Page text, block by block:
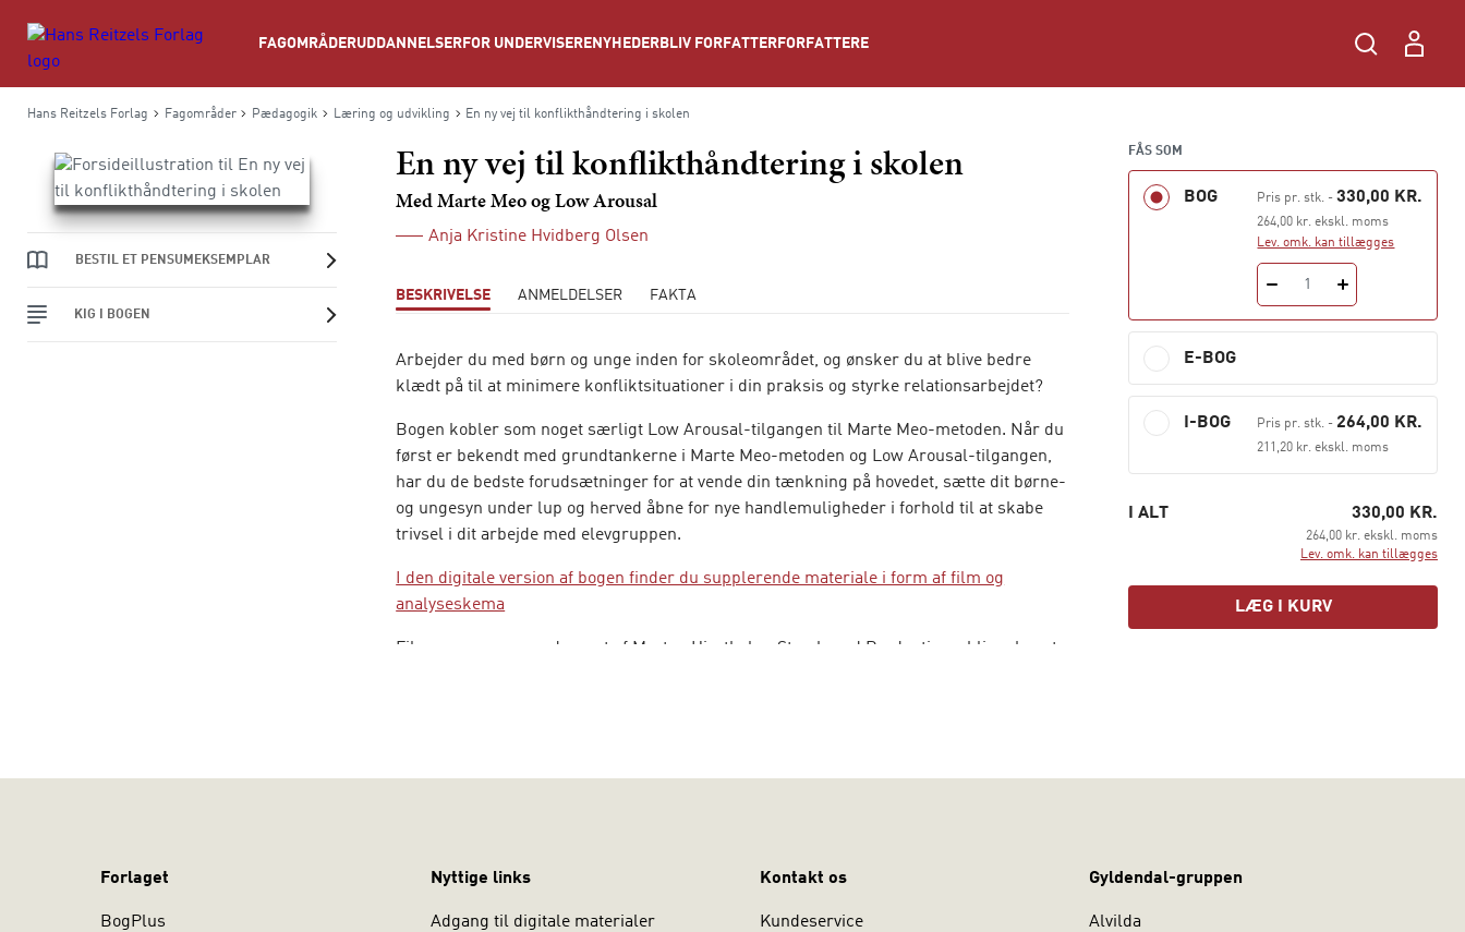
FAGOMRÅDERUDDANNELSER FOR UNDERVISERE NYHEDER BLIV FORFATTER FORFATTERE
Hans Reitzels Forlag Fagområder Pædagogik Læring og udvikling En ny vej til konflikthåndtering i skolen
BESTIL ET PENSUMEKSEMPLAR
KIG I BOGEN
En ny vej til konflikthåndtering i skolen
Med Marte Meo og Low Arousal
Anja Kristine Hvidberg Olsen
BESKRIVELSE ANMELDELSER FAKTA
Arbejder du med børn og unge inden for skoleområdet, og ønsker du at blive bedre
klædt på til at minimere konfliktsituationer i din praksis og styrke relationsarbejdet?
Bogen kobler som noget særligt Low Arousal-tilgangen til Marte Meo-metoden. Når du
først er bekendt med grundtankerne i Marte Meo-metoden og Low Arousal-tilgangen,
har du de bedste forudsætninger for at vende din tænkning på hovedet, sætte dit børne-
og ungesyn under lup og herved åbne for nye handlemuligheder i forhold til at skabe
trivsel i dit arbejde med elevgruppen.
I den digitale version af bogen finder du supplerende materiale i form af film og
analyseskema
Filmene, som er produceret af Morten Hjertholm, Storyboard Productions, bliver brugt
dig på til mødet med eleverne og kan desuden anvendes til refleksion over egen
FÅS SOM
BOG Pris pr. stk. -330,00 KR.
264,00 kr. ekskl. moms
Lev. omk. kan tillægges
1
E-BOG
I-BOG Pris pr. stk. - 264,00 KR.
211,20 kr. ekskl. moms
I ALT 330,00 KR.
264,00 kr. ekskl. moms
Lev. omk. kan tillægges
LÆG I KURV
Forlaget
BogPlus
Nyttige links
Adgang til digitale materialer
Kontakt os
Kundeservice
Gyldendal-gruppen
Alvilda